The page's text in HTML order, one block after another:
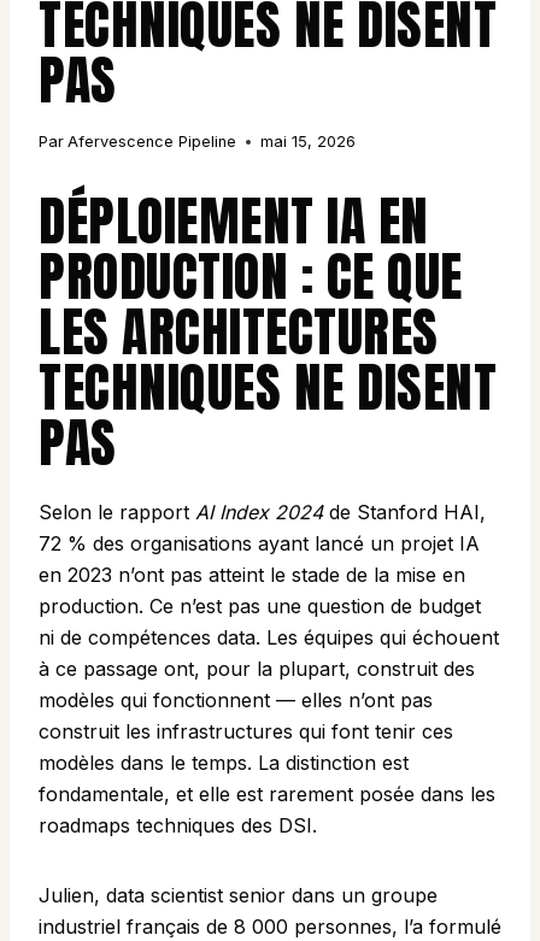
TECHNIQUES NE DISENT
PAS
Par Afervescence Pipeline mai 15, 2026
DÉPLOIEMENT IA EN
PRODUCTION : CE QUE
LES ARCHITECTURES
TECHNIQUES NE DISENT
PAS
Selon le rapport AI Index 2024de Stanford HAI,
72 % des organisations ayant lancé un projet IA
en 2023 n’ont pas atteint le stade de la mise en
production. Ce n’est pas une question de budget
ni de compétences data. Les équipes qui échouent
à ce passage ont, pour la plupart, construit des
modèles qui fonctionnent — elles n’ont pas
construit les infrastructures qui font tenir ces
modèles dans le temps. La distinction est
fondamentale, et elle est rarement posée dans les
roadmaps techniques des DSI.
Julien, data scientist senior dans un groupe
industriel français de 8 000 personnes, l’a formulé